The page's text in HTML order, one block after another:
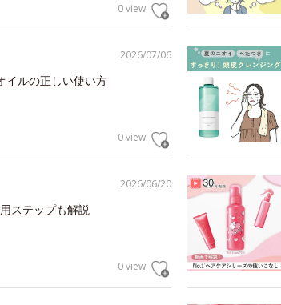
0 view
2026/07/06
イルの正しい使い方
0 view
2026/06/20
ステップも解説
0 view